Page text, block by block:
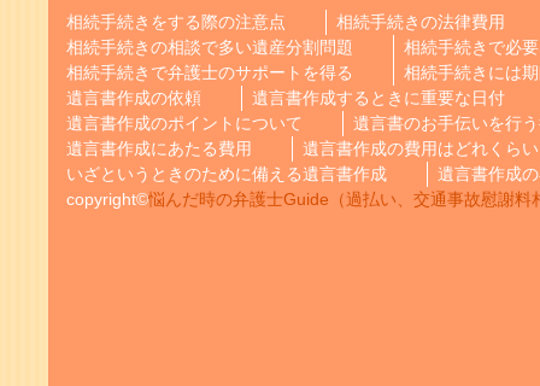
相続手続きをする際の注意点
相続手続きの法律費用
相続手続きの相談で多い遺産分割問題
相続手続きで必
相続手続きで弁護士のサポートを得る
相続手続きには
遺言書作成の依頼
遺言書作成するときに重要な日付
遺言書作成のポイントについて
遺言書のお手伝いを行
遺言書作成にあたる費用
遺言書作成の費用はどれくら
いざというときのために備える遺言書作成
遺言書作成
copyright©悩んだ時の弁護士Guide（過払い、交通事故慰謝料